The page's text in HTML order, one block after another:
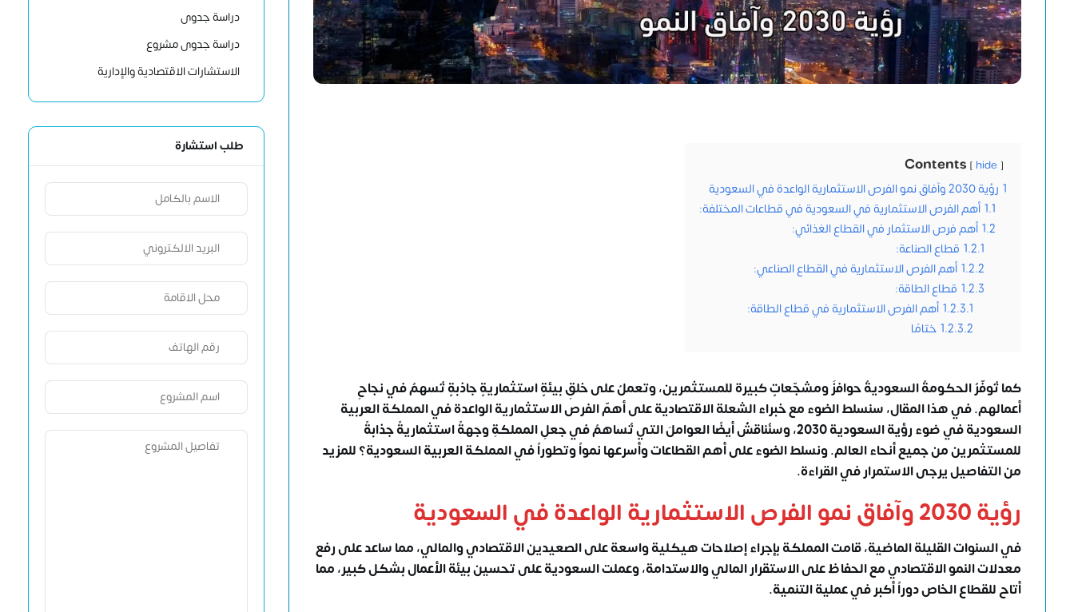
Contents hide
1 رؤية 2030 وآفاق نمو الفرص الاستثمارية الواعدة في السعودية
1.1 أهم الفرص الاستثمارية في السعودية في قطاعات المختلفة:
1.2 أهم فرص الاستثمار في القطاع الغذائي:
1.2.1 قطاع الصناعة:
1.2.2 أهم الفرص الاستثمارية في القطاع الصناعي:
1.2.3 قطاع الطاقة:
1.2.3.1 أهم الفرص الاستثمارية في قطاع الطاقة:
1.2.3.2 ختامًا
كما تُوفّرُ الحكومةُ السعوديةُ حوافزَ ومشجّعاتٍ كبيرة للمستثمرين، وتعملُ على خلقِ بيئةٍ استثماريةٍ جاذبةٍ تُسهمُ في نجاحِ
أعمالهم. في هذا المقال، سنسلط الضوء مع خبراءالشعلة الاقتصاديةعلى أهمّ الفرص الاستثمارية الواعدة في المملكة العربية
السعودية في ضوء رؤية السعودية 2030، وسنُناقشُ أيضًا العواملَ التي تُساهمُ في جعلِ المملكةِ وجهةً استثماريةً جذابةً
للمستثمرين من جميع أنحاء العالم. ونسلط الضوء على أهم القطاعات وأسرعها نمواً وتطوراً في المملكة العربية السعودية؟ للمزيد
من التفاصيل يرجى الاستمرار في القراءة.
رؤية 2030 وآفاق نمو الفرص الاستثمارية الواعدة في السعودية
في السنوات القليلة الماضية، قامت المملكة بإجراء إصلاحات هيكلية واسعة على الصعيدين الاقتصادي والمالي، مما ساعد على رفع
معدلات النمو الاقتصادي مع الحفاظ على الاستقرار المالي والاستدامة، وعملت السعودية على تحسين بيئة الأعمال بشكل كبير، مما
أتاح للقطاع الخاص دوراً أكبر في عملية التنمية.
دراسة جدوى
دراسة جدوى مشروع
الاستشارات الاقتصادية والإدارية
طلب استشارة